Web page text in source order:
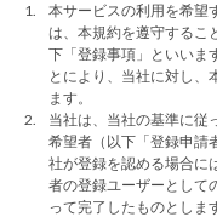
1.
本サービスの利用を希望
は、本規約を遵守するこ
下「登録事項」といいま
とにより、当社に対し、
ます。
2.
当社は、当社の基準に従
希望者（以下「登録申請
社が登録を認める場合に
者の登録ユーザーとして
って完了したものとしま